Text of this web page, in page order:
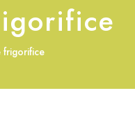
frigorifice